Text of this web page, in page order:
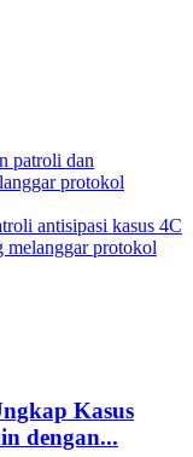
patroli dan
protokol
antisipasi kasus 4C
melanggar protokol
Kasus
dengan...